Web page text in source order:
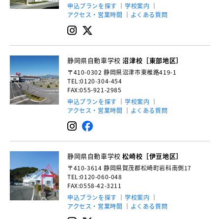
申込プランを探す
学校案内
アクセス・営業時間
よくある質問
静岡県自動車学校沼津校［東部地区］
〒410-0302 静岡県沼津市東椎路419-1
TEL:0120-304-454
FAX:055-921-2985
申込プランを探す
学校案内
アクセス・営業時間
よくある質問
静岡県自動車学校松崎校［伊豆地区］
〒410-3614 静岡県賀茂郡松崎町岩科南側17
TEL:0120-060-048
FAX:0558-42-3211
申込プランを探す
学校案内
アクセス・営業時間
よくある質問